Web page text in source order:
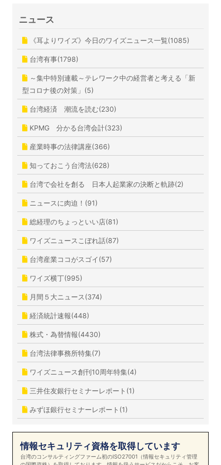
ニュース
《耳よりワイズ》今日のワイズニュース一覧(1085)
台湾有事(1798)
～集中特別連載～テレワーク中の経営者と考える「新
型コロナ後の対策」(5)
台湾経済 潮流を読む(230)
KPMG 分かる台湾会計(323)
産業時事の法律講座(366)
知っておこう台湾法(628)
台湾で会社を創る 日本人起業家の決断と軌跡(2)
ニュースに肉迫！(91)
総経理のちょっといい店(81)
ワイズニュースこぼれ話(87)
台湾産業ココがスゴイ(57)
ワイズ横丁(995)
月間５大ニュース(374)
経済統計速報(448)
株式・為替情報(4430)
台湾法律事務所特集(7)
ワイズニュース創刊10周年特集(4)
三井住友銀行セミナーレポート(1)
みずほ銀行セミナーレポート(1)
情報セキュリティ資格を取得しています
台湾のコンサルティングファーム初のISO27001（情報セキュリティ管理